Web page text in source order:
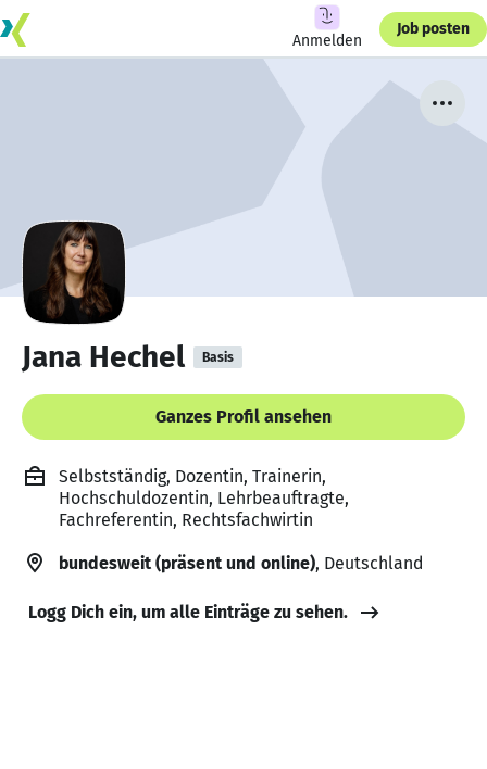
Anmelden
Job posten
Jana Hechel Basis
Ganzes Profil ansehen
Selbstständig, Dozentin, Trainerin,
Hochschuldozentin, Lehrbeauftragte,
Fachreferentin, Rechtsfachwirtin
bundesweit (präsent und online), Deutschland
Logg Dich ein, um alle Einträge zu sehen.